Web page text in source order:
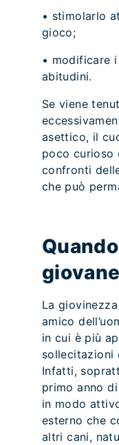
• stimolarlo
gioco;
• modificare
abitudini.
Se viene
asettico, il
poco curioso
confronti
che può
La
amico
in cui è più
sollecitazioni
Infatti,
primo anno
in modo
esterno che
altri cani,